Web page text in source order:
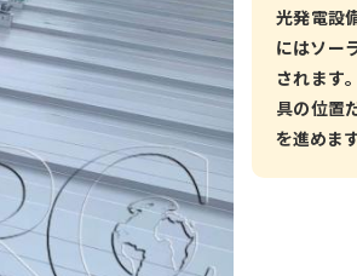
光発電設
にはソー
されます
具の位置
を進めま